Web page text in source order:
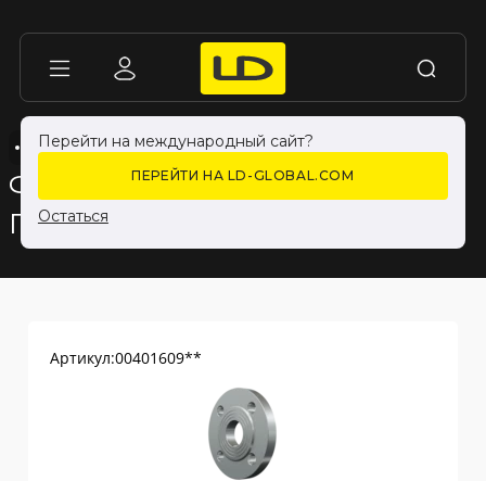
Перейти на международный сайт?
ПЕРЕЙТИ НА LD-GLOBAL.COM
Остаться
ФЛАНЦЫ ФЛАНЦЫ ПЛОСКИЕ
ФЛАНЕЦ 1- 40Х16 09Г2С
ГОСТ 33259
ФЛАНЦЫ ФЛАНЦЫ ПЛОСКИЕ
Артикул:00401609**